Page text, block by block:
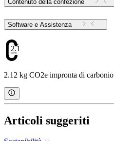
Contenuto della confezione
Software e Assistenza
2.12
2.12 kg CO2e impronta di carbonio
Articoli suggeriti